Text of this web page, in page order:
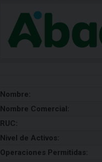
Nombre:
Nombre Comercial:
RUC:
Nivel de Activos:
Operaciones Permitidas: